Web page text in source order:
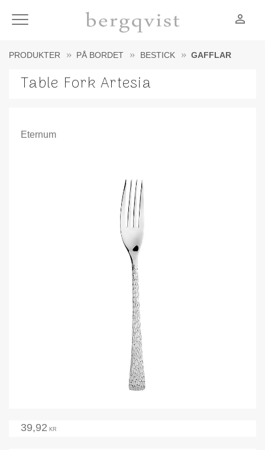
Meny person_outline
PRODUKTER PÅ BORDET BESTICK GAFFLAR
Table Fork Artesia
Eternum
39,92 KR